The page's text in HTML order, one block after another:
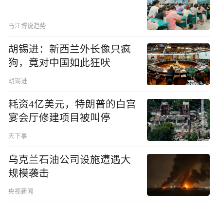
马江博说趋势
胡锡进：新西兰外长像只疯
狗，竟对中国如此狂吠
胡锡进
耗资4亿美元，特朗普的白宫
宴会厅修建项目被叫停
天下事
乌克兰石油公司设施遭遇大
规模袭击
央视新闻